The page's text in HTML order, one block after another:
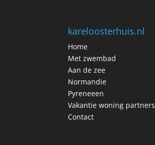
kareloosterhuis.nl
Home
Met zwembad
Aan de zee
Normandie
Pyreneeen
Vakantie woning partners
Contact